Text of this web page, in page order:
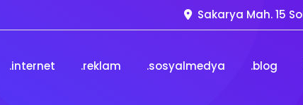
Sakarya Mah. 15
.internet .reklam .sosyalmedya .blog